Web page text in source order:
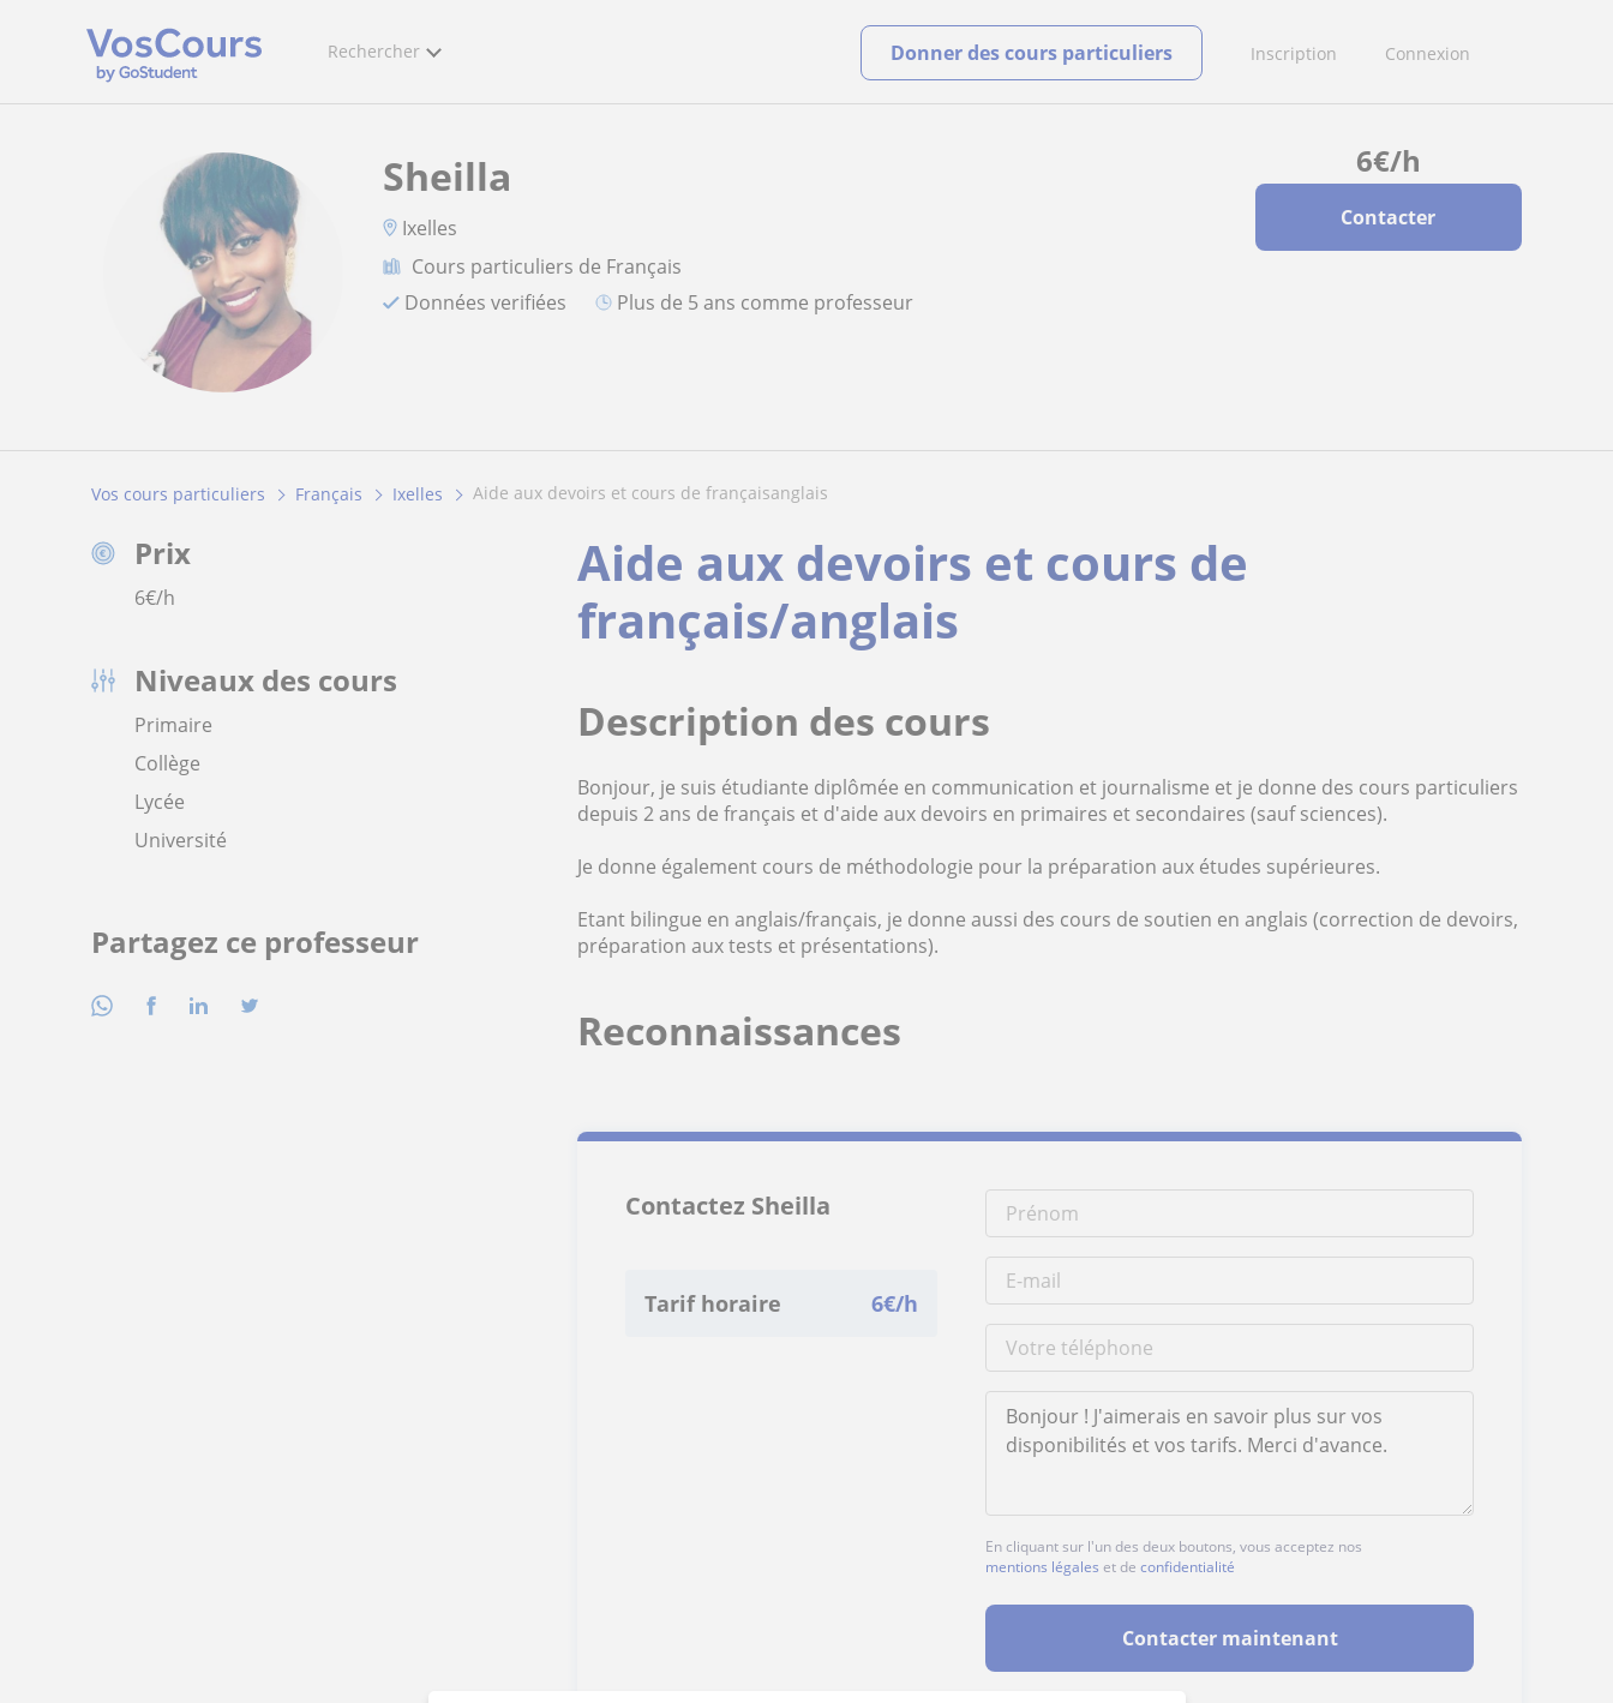
Rechercher Inscription Connexion
Donner des cours particuliers
6€/h
Contacter
Sheilla
Ixelles
Cours particuliers de Français
Données verifiées
plus de 5 ans comme professeur
Vos cours particuliers Français Ixelles aide aux devoirs et cours de françaisanglais
Prix
6€/h
Niveaux des cours
Primaire
Collège
Lycée
Université
Partagez ce professeur
Aide aux devoirs et cours de
français/anglais
Description des cours
Bonjour, je suis étudiante diplômée en communication et journalisme et je donne des cours particuliers
depuis 2 ans de français et d'aide aux devoirs en primaires et secondaires (sauf sciences).
Je donne également cours de méthodologie pour la préparation aux études supérieures.
Etant bilingue en anglais/français, je donne aussi des cours de soutien en anglais (correction de devoirs,
préparation aux tests et présentations).
Reconnaissances
Contactez Sheilla
Tarif horaire 6€/h
En cliquant sur l'un des deux boutons, vous acceptez nos
mentions légales et deconfidentialité
Contacter maintenant